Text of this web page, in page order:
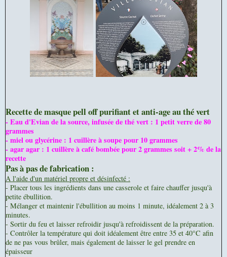
Recette de masque pell off purifiant et anti-age au thé vert
- Eau d'Evian de la source, infusée de thé vert : 1 petit verre de 80
grammes
- miel ou glycérine : 1 cuillère à soupe pour 10 grammes
- agar agar : 1 cuillère à café bombée pour 2 grammes soit + 2% de la
recette
Pas à pas de fabrication :
A l'aide d'un matériel propre et désinfecté :
- Placer tous les ingrédients dans une casserole et faire chauffer jusqu'à
petite ébullition.
- Mélanger et maintenir l'ébullition au moins 1 minute, idéalement 2 à 3
minutes.
- Sortir du feu et laisser refroidir jusqu'à refroidissent de la préparation.
- Contrôler la température qui doit idéalement être entre 35 et 40°C afin
de ne pas vous brûler, mais également de laisser le gel prendre en
épaisseur